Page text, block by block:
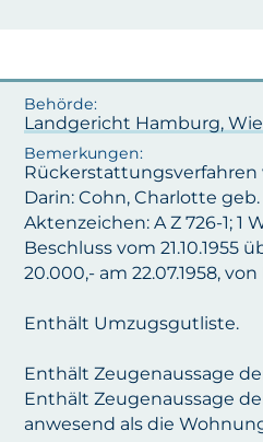
Landgericht Hamburg,
Darin: Cohn, Charlotte
Aktenzeichen: A Z 726-1; 1
Beschluss vom 21.10.1955
20.000,- am 22.07.1958,
Enthält Umzugsgutliste.
Enthält Zeugenaussage
Enthält Zeugenaussage
anwesend als die